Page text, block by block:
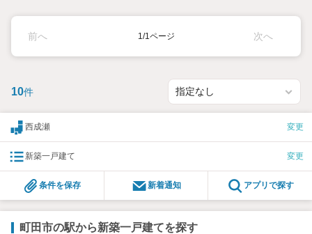
【主要不動産流通各社の2025年度中間期の売買仲介実績におい
たくさんのお客様からのお言葉に感謝してこれからも楽しく素敵
お家探しを始めてみようと思われたらまずは、お気軽に東宝ハウ
前へ 1/1ページ 次へ
10件
西成瀬 変更
新築一戸建て 変更
条件を保存 新着通知 アプリで探す
町田市の駅から新築一戸建てを探す